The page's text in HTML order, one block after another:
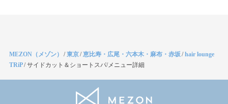
MEZON（メゾン） /東京/恵比寿・広尾・六本木・麻布・赤坂/hair lounge
TRiP/サイドカット＆ショートスパ/メニュー詳細